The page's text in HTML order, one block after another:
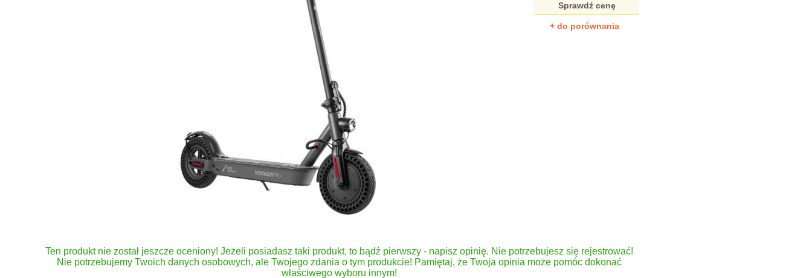
Sprawdź cenę
+ do porównania
Ten produkt nie został jeszcze oceniony! Jeżeli posiadasz taki produkt, to bądź pierwszy - napisz opinię. Nie potrzebujesz się rejestrować!
Nie potrzebujemy Twoich danych osobowych, ale Twojego zdania o tym produkcie! Pamiętaj, że Twoja opinia może pomóc dokonać
właściwego wyboru innym!